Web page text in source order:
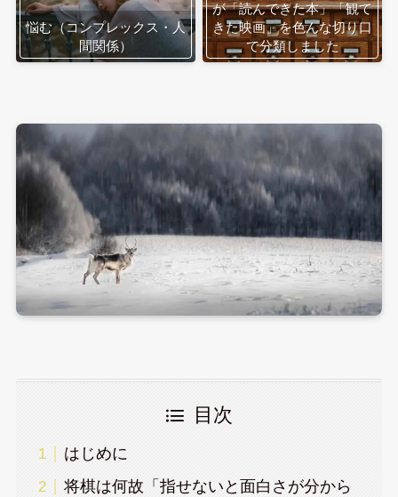
悩む（コンプレックス・人
間関係）
が「読んできた本」「観て
きた映画」を色んな切り口
で分類しました
目次
はじめに
将棋は何故「指せないと面白さが分から